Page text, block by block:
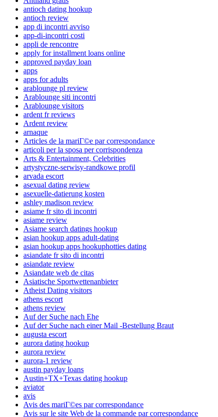
antioch dating hookup
antioch review
app di incontri avviso
app-di-incontri costi
appli de rencontre
apply for installment loans online
approved payday loan
apps
apps for adults
arablounge pl review
Arablounge siti incontri
Arablounge visitors
ardent fr reviews
Ardent review
arnaque
Articles de la mariГ©e par correspondance
articoli per la sposa per corrispondenza
Arts & Entertainment, Celebrities
artystyczne-serwisy-randkowe profil
arvada escort
asexual dating review
asexuelle-datierung kosten
ashley madison review
asiame fr sito di incontri
asiame review
Asiame search datings hookup
asian hookup apps adult-dating
asian hookup apps hookuphotties dating
asiandate fr sito di incontri
asiandate review
Asiandate web de citas
Asiatische Sportwettenanbieter
Atheist Dating visitors
athens escort
athens review
Auf der Suche nach Ehe
Auf der Suche nach einer Mail -Bestellung Braut
augusta escort
aurora dating hookup
aurora review
aurora-1 review
austin payday loans
Austin+TX+Texas dating hookup
aviator
avis
Avis des mariГ©es par correspondance
Avis sur le site Web de la commande par correspondance